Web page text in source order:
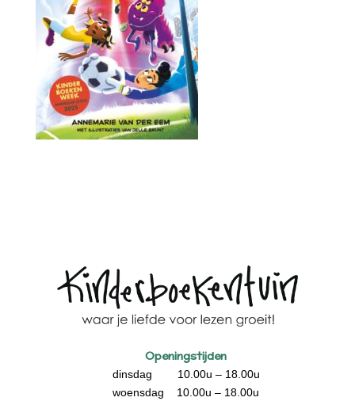
Openingstijden
dinsdag 10.00u – 18.00u
woensdag 10.00u – 18.00u